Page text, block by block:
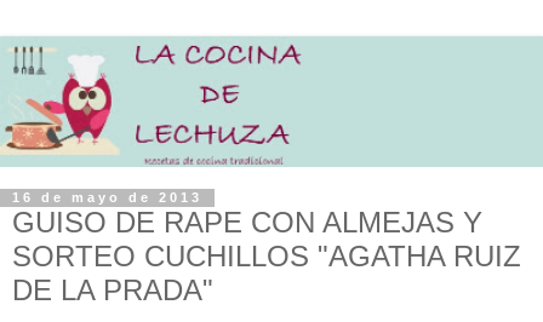
16 de mayo de 2013
GUISO DE RAPE CON ALMEJAS Y
SORTEO CUCHILLOS "AGATHA RUIZ
DE LA PRADA"